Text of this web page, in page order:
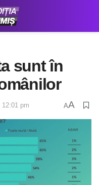
sunt în
12:01 pm AA